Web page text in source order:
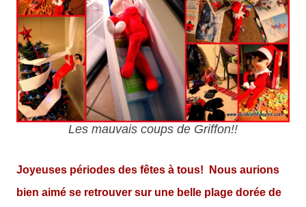
Les mauvais coups de Griffon!!
Joyeuses périodes des fêtes à tous!
Nous aurions
bien aimé se retrouver sur une belle plage dorée de